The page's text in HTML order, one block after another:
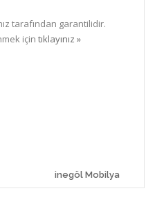
tarafından garantilidir.
için tıklayınız »
inegöl Mobilya